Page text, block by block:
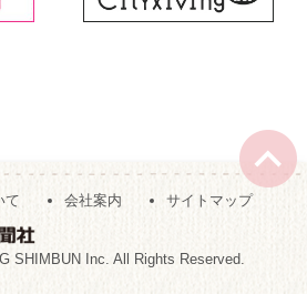
て 会社案内 サイトマップ
SHIMBUN Inc. All Rights Reserved.